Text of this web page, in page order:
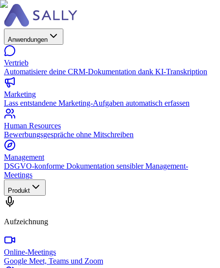
Anwendungen
Vertrieb
Automatisiere deine CRM-Dokumentation dank KI-Transkription
Marketing
Lass entstandene Marketing-Aufgaben automatisch erfassen
Human Resources
Bewerbungsgespräche ohne Mitschreiben
Management
DSGVO-konforme Dokumentation sensibler Management-
Meetings
Produkt
Aufzeichnung
Online-Meetings
Google Meet, Teams und Zoom